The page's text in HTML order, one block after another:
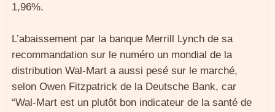
1,96%.
L’abaissement par la banque Merrill Lynch de sa
recommandation sur le numéro un mondial de la
distribution Wal-Mart a aussi pesé sur le marché,
selon Owen Fitzpatrick de la Deutsche Bank, car
“Wal-Mart est un plutôt bon indicateur de la santé de